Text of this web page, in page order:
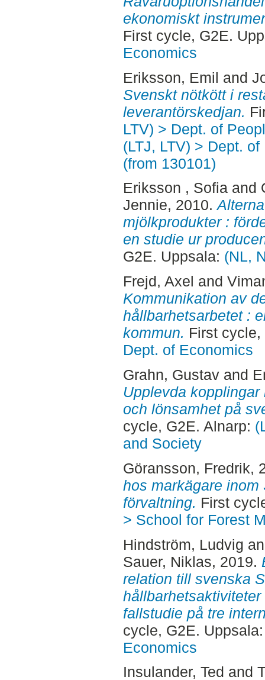
ekonomiskt
First cycle, G2E.
Economics
Eriksson, Emil and
Svenskt nötkött i
leverantörskedjan.
LTV) > Dept. of
(LTJ, LTV) > Dept.
(from 130101)
Eriksson , Sofiaand
Jennie, 2010.
mjölkprodukter :
en studie ur
G2E. Uppsala: (NL,
Frejd, Axel and
Kommunikation av
hållbarhetsarbetet :
kommun. First
Dept. of Economics
Grahn, Gustavand
Upplevda
och lönsamhet på
cycle, G2E. Alnarp:
and Society
Göransson, Fredrik,
hos markägare
förvaltning. First
> School for Forest
Hindström, Ludvig
Sauer, Niklas, 2019.
relation till svenska
fallstudie på tre
cycle, G2E.
Economics
Insulander, Ted and